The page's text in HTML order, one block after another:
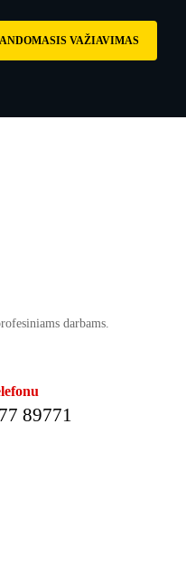
VAŽIAVIMAS
darbams.
89771